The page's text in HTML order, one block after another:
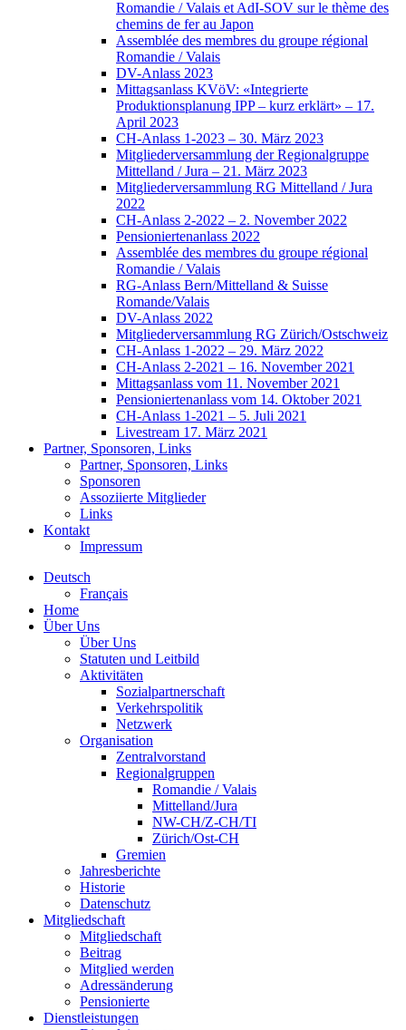
Romandie / Valais et AdI-SOV sur le thème des
chemins de fer au Japon
Assemblée des membres du groupe régional
Romandie / Valais
DV-Anlass 2023
Mittagsanlass KVöV: «Integrierte
Produktionsplanung IPP – kurz erklärt» – 17.
April 2023
CH-Anlass 1-2023 – 30. März 2023
Mitgliederversammlung der Regionalgruppe
Mittelland / Jura – 21. März 2023
Mitgliederversammlung RG Mittelland / Jura
2022
CH-Anlass 2-2022 – 2. November 2022
Pensioniertenanlass 2022
Assemblée des membres du groupe régional
Romandie / Valais
RG-Anlass Bern/Mittelland & Suisse
Romande/Valais
DV-Anlass 2022
Mitgliederversammlung RG Zürich/Ostschweiz
CH-Anlass 1-2022 – 29. März 2022
CH-Anlass 2-2021 – 16. November 2021
Mittagsanlass vom 11. November 2021
Pensioniertenanlass vom 14. Oktober 2021
CH-Anlass 1-2021 – 5. Juli 2021
Livestream 17. März 2021
Partner, Sponsoren, Links
Partner, Sponsoren, Links
Sponsoren
Assoziierte Mitglieder
Links
Kontakt
Impressum
Deutsch
Français
Home
Über Uns
Über Uns
Statuten und Leitbild
Aktivitäten
Sozialpartnerschaft
Verkehrspolitik
Netzwerk
Organisation
Zentralvorstand
Regionalgruppen
Romandie / Valais
Mittelland/Jura
NW-CH/Z-CH/TI
Zürich/Ost-CH
Gremien
Jahresberichte
Historie
Datenschutz
Mitgliedschaft
Mitgliedschaft
Beitrag
Mitglied werden
Adressänderung
Pensionierte
Dienstleistungen